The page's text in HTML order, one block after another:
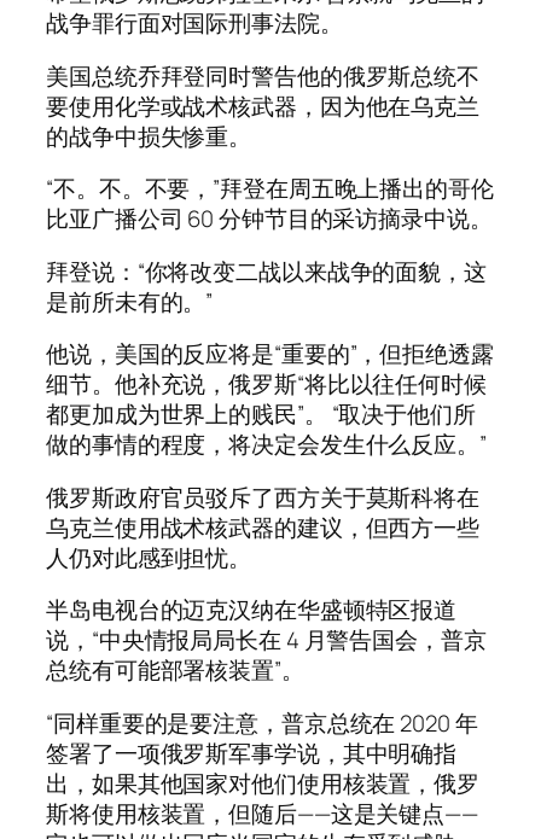
战争罪行面对国际刑事法院。
美国总统乔拜登同时警告他的俄罗斯总统不
要使用化学或战术核武器，因为他在乌克兰
的战争中损失惨重。
“不。不。不要，”拜登在周五晚上播出的哥伦
比亚广播公司 60 分钟节目的采访摘录中说。
拜登说：“你将改变二战以来战争的面貌，这
是前所未有的。”
他说，美国的反应将是“重要的”，但拒绝透露
细节。他补充说，俄罗斯“将比以往任何时候
都更加成为世界上的贱民”。 “取决于他们所
做的事情的程度，将决定会发生什么反应。”
俄罗斯政府官员驳斥了西方关于莫斯科将在
乌克兰使用战术核武器的建议，但西方一些
人仍对此感到担忧。
半岛电视台的迈克汉纳在华盛顿特区报道
说，“中央情报局局长在 4 月警告国会，普京
总统有可能部署核装置”。
“同样重要的是要注意，普京总统在 2020 年
签署了一项俄罗斯军事学说，其中明确指
出，如果其他国家对他们使用核装置，俄罗
斯将使用核装置，但随后——这是关键点——